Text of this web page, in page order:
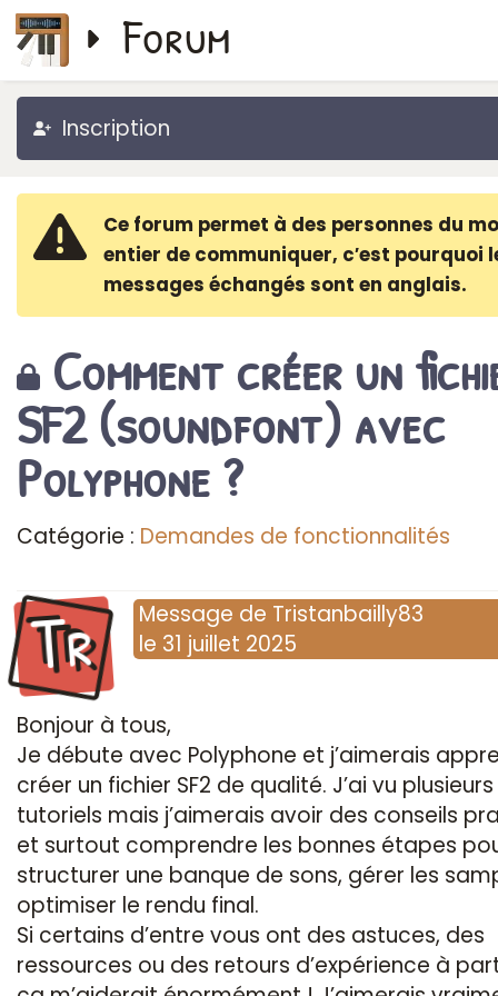
Forum
Inscription
Ce forum permet à des personnes du
entier de communiquer, c′est pourquoi
messages échangés sont en anglais.
Comment créer un
SF2 (soundfont) avec
Polyphone ?
Catégorie : Demandes de fonctionnalités
Tr Message de Tristanbailly83
le 31 juillet 2025
Bonjour à tous,
Je débute avec Polyphone et j’aimerais
créer un fichier SF2 de qualité. J’ai vu plusieurs
tutoriels mais j’aimerais avoir des conseils
et surtout comprendre les bonnes étapes
structurer une banque de sons, gérer les
optimiser le rendu final.
Si certains d’entre vous ont des astuces, des
ressources ou des retours d’expérience à